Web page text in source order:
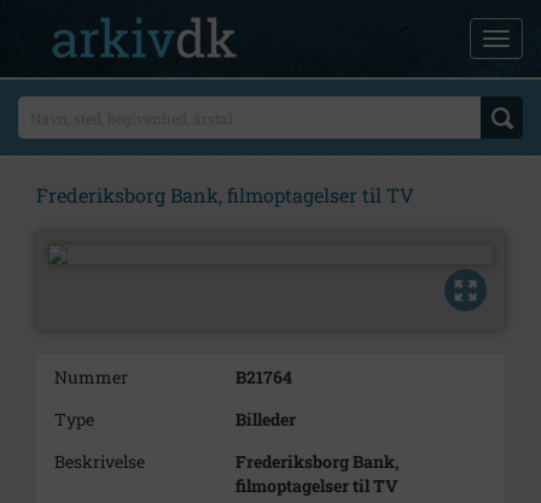
Frederiksborg Bank, filmoptagelser til TV
Nummer
B21764
Type
Billeder
Beskrivelse
Frederiksborg Bank,
filmoptagelser til TV